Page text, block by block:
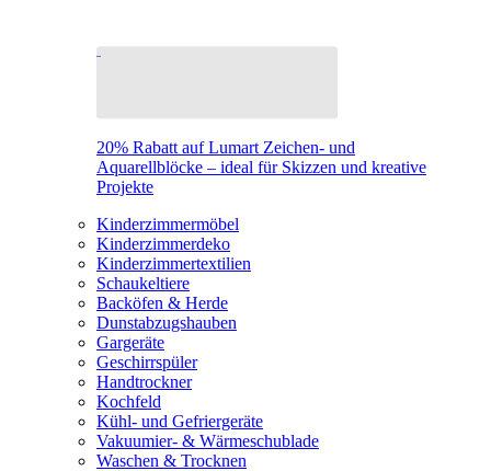
20% Rabatt auf Lumart Zeichen- und
Aquarellblöcke – ideal für Skizzen und kreative
Projekte
Kinderzimmermöbel
Kinderzimmerdeko
Kinderzimmertextilien
Schaukeltiere
Backöfen & Herde
Dunstabzugshauben
Gargeräte
Geschirrspüler
Handtrockner
Kochfeld
Kühl- und Gefriergeräte
Vakuumier- & Wärmeschublade
Waschen & Trocknen